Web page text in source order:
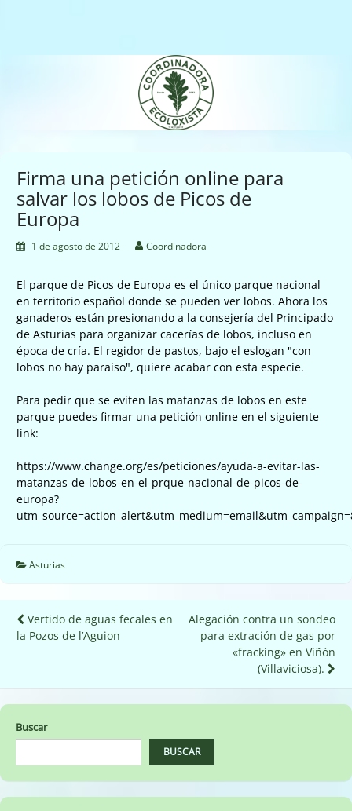
Coordinadora Ecoloxista
d'Asturies
Firma una petición online para
salvar los lobos de Picos de
Europa
1 de agosto de 2012 Coordinadora
El parque de Picos de Europa es el único parque nacional
en territorio español donde se pueden ver lobos. Ahora los
ganaderos están presionando a la consejería del Principado
de Asturias para organizar cacerías de lobos, incluso en
época de cría. El regidor de pastos, bajo el eslogan "con
lobos no hay paraíso", quiere acabar con esta especie.
Para pedir que se eviten las matanzas de lobos en este
parque puedes firmar una petición online en el siguiente
link:
https://www.change.org/es/peticiones/ayuda-a-evitar-las-
matanzas-de-lobos-en-el-prque-nacional-de-picos-de-
europa?
Asturias
Navegación
de
Vertido de aguas fecales en
la Pozos de l’Aguion
Alegación contra un sondeo
para extración de gas por
«fracking» en Viñón
(Villaviciosa).
Buscar
BUSCAR